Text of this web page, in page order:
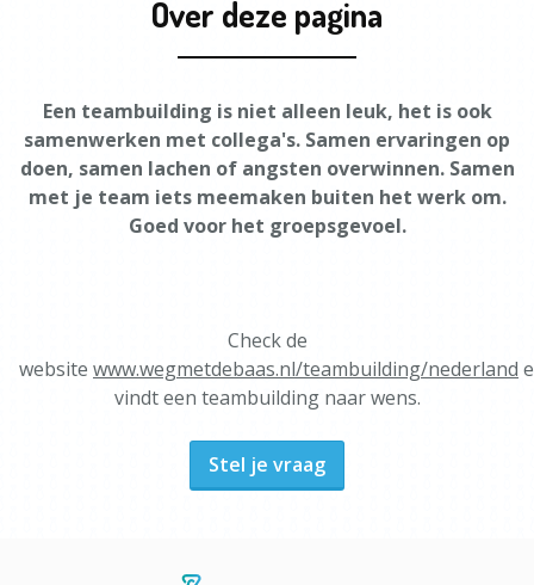
Over deze pagina
Een teambuilding is niet alleen leuk, het is ook
samenwerken met collega's. Samen ervaringen op
doen, samen lachen of angsten overwinnen. Samen
met je team iets meemaken buiten het werk om.
Goed voor het groepsgevoel.
Check de
website www.wegmetdebaas.nl/teambuilding/nederland
vindt een teambuilding naar wens.
Stel je vraag